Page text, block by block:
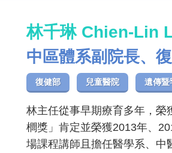
林千琳 Chien-Lin
中區體系副院長、
復健部 兒童醫院 遺傳暨
林主任從事早期療育多年，榮
櫚獎」肯定並榮獲2013年、
場課程講師且擔任醫學系、中